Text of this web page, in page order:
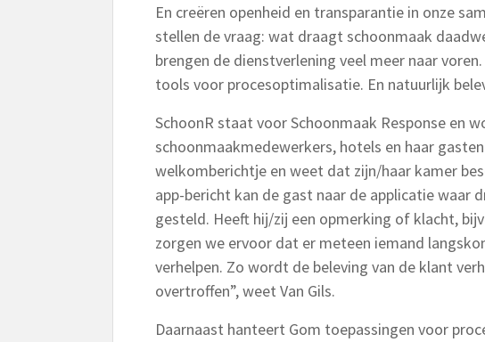
En creëren openheid en transparantie in onze
stellen de vraag: wat draagt schoonmaak
brengen de dienstverlening veel meer naar
tools voor procesoptimalisatie. En natuurlijk
SchoonR staat voor Schoonmaak Response en
schoonmaakmedewerkers, hotels en haar
welkomberichtje en weet dat zijn/haar kamer
app-bericht kan de gast naar de applicatie waar
gesteld. Heeft hij/zij een opmerking of klacht,
zorgen we ervoor dat er meteen iemand
verhelpen. Zo wordt de beleving van de klant
overtroffen”, weet Van Gils.
Daarnaast hanteert Gom toepassingen voor